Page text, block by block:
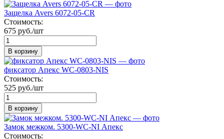
Защелка Avers 6072-05-CR
Стоимость:
675 руб./шт
В корзину
фиксатор Апекс WC-0803-NIS
Стоимость:
525 руб./шт
В корзину
Замок межком. 5300-WC-NI Апекс
Стоимость: